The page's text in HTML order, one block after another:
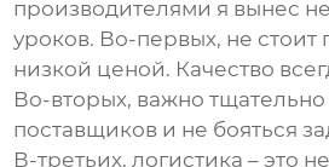
производителями я вынес
уроков. Во-первых, не стоит
низкой ценой. Качество
Во-вторых, важно тщательно
поставщиков и не бояться
В-третьих, логистика – это